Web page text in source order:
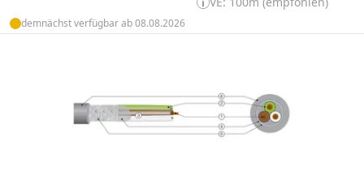
demnächst verfügbar ab 08.08.2026